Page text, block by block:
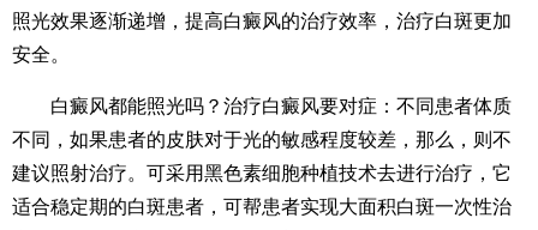
照光效果逐渐递增，提高白癜风的治疗效率，治疗白斑更加
安全。
白癜风都能照光吗？治疗白癜风要对症：不同患者体质
不同，如果患者的皮肤对于光的敏感程度较差，那么，则不
建议照射治疗。可采用黑色素细胞种植技术去进行治疗，它
适合稳定期的白斑患者，可帮患者实现大面积白斑一次性治